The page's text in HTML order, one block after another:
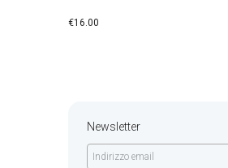
€16.00
Newsletter